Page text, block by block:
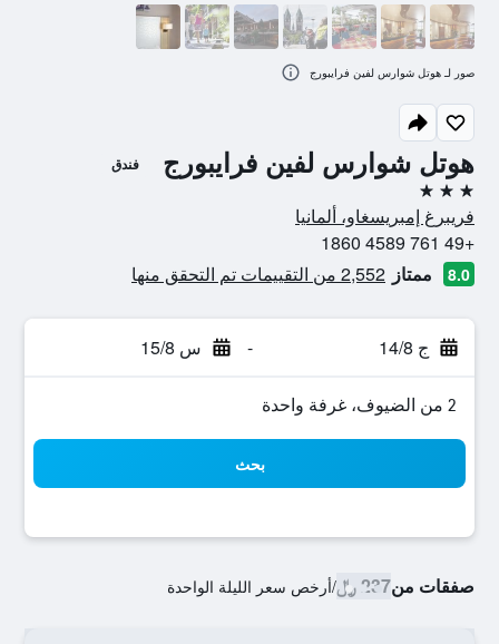
هوتل شوارس لفين فرايبورج فندق
3 نجوم
فريبرغ إمبريسغاو، ألمانيا
+49 761 4589 1860
8.0 ممتاز 2,552 من التقييمات تم التحقق منها
ج 14/8 - س 15/8
2 من الضيوف، غرفة واحدة
بحث
صفقات من237 ﷼ /أرخص سعر الليلة الواحدة
صور لـ هوتل شوارس لفين فرايبورج